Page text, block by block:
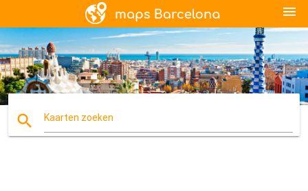
menu
search Kaarten zoeken